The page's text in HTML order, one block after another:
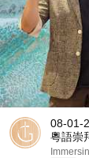
08-01-
粵語崇